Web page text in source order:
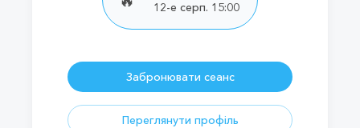
12-е серп. 15:00
Забронювати сеанс
Переглянути профіль